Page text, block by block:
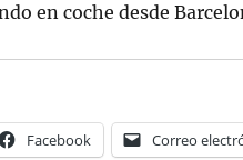
en coche desde
Facebook Correo